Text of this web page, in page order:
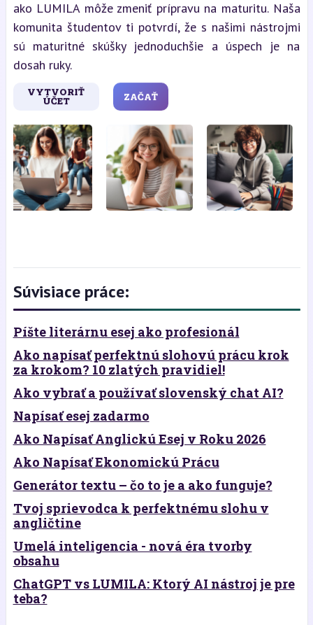
ako LUMILA môže zmeniť prípravu na maturitu. Naša
komunita študentov ti potvrdí, že s našimi nástrojmi
sú maturitné skúšky jednoduchšie a úspech je na
dosah ruky.
VYTVORIŤ
ÚČET ZAČAŤ
Súvisiace práce:
Píšte literárnu esej ako profesionál
Ako napísať perfektnú slohovú prácu krok
za krokom? 10 zlatých pravidiel!
Ako vybrať a používať slovenský chat AI?
Napísať esej zadarmo
Ako Napísať Anglickú Esej v Roku 2026
Ako Napísať Ekonomickú Prácu
Generátor textu – čo to je a ako funguje?
Tvoj sprievodca k perfektnému slohu v
angličtine
Umelá inteligencia - nová éra tvorby
obsahu
ChatGPT vs LUMILA: Ktorý AI nástroj je pre
teba?